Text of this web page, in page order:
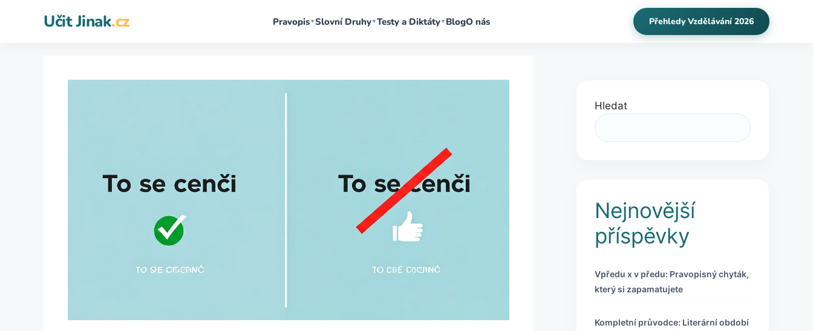
Učit Jinak.cz Pravopis▼Slovní Druhy▼Testy a Diktáty▼ BlogO nás Přehledy Vzdělávání 2026
Hledat
Nejnovější
příspěvky
Vpředu x v předu: Pravopisný chyták,
který si zapamatujete
Kompletní průvodce: Literární období